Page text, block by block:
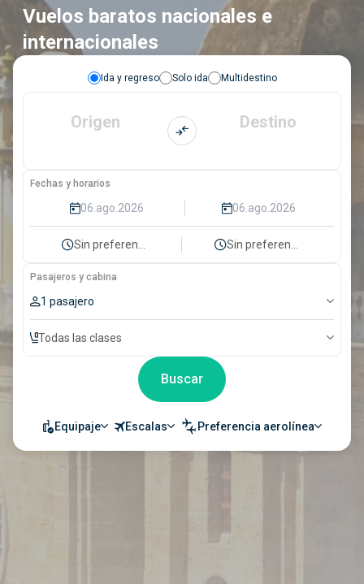
Vuelos baratos nacionales e
internacionales
Ida y regreso Solo ida Multidestino
Origen Destino
Fechas y horarios
Pasajeros y cabina
1 pasajero
Todas las clases
Buscar
Equipaje Escalas Preferencia aerolínea